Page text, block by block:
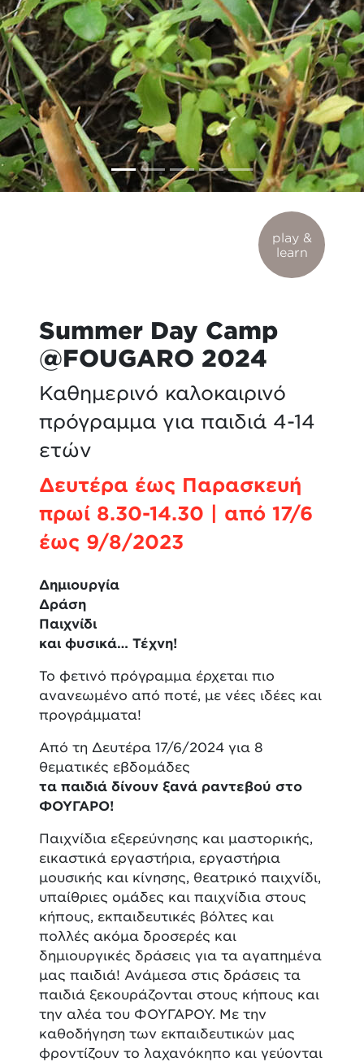
play &
learn
Summer Day Camp
@FOUGARO 2024
Καθημερινό καλοκαιρινό
πρόγραμμα για παιδιά 4-14
ετών
Δευτέρα έως Παρασκευή
πρωί 8.30-14.30 | από 17/6
έως 9/8/2023
Δημιουργία
Δράση
Παιχνίδι
και φυσικά… Τέχνη!
Το φετινό πρόγραμμα έρχεται πιο
ανανεωμένο από ποτέ, με νέες ιδέες και
προγράμματα!
Από τη Δευτέρα 17/6/2024 για 8
θεματικές εβδομάδες
τα παιδιά δίνουν ξανά ραντεβού στο
ΦΟΥΓΑΡΟ!
Παιχνίδια εξερεύνησης και μαστορικής,
εικαστικά εργαστήρια, εργαστήρια
μουσικής και κίνησης, θεατρικό παιχνίδι,
υπαίθριες ομάδες και παιχνίδια στους
κήπους, εκπαιδευτικές βόλτες και
πολλές ακόμα δροσερές και
δημιουργικές δράσεις για τα αγαπημένα
μας παιδιά! Ανάμεσα στις δράσεις τα
παιδιά ξεκουράζονται στους κήπους και
την αλέα του ΦΟΥΓΑΡΟΥ. Με την
καθοδήγηση των εκπαιδευτικών μας
φροντίζουν το λαχανόκηπο και γεύονται